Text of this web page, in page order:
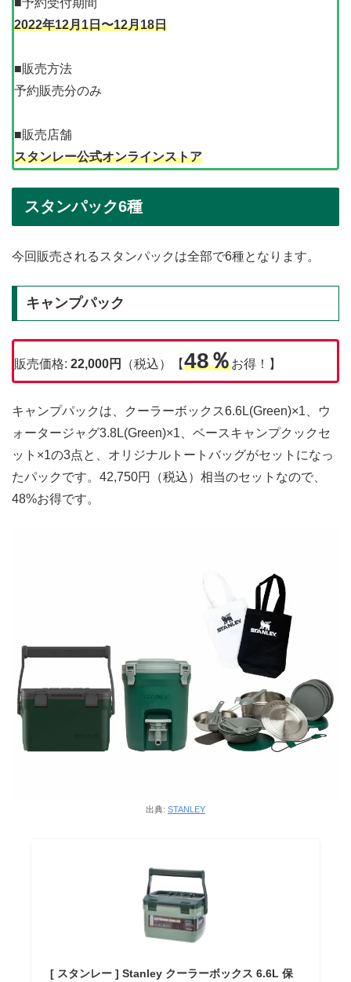
2022年12月1日〜12月18日
■販売方法
予約販売分のみ
■販売店舗
スタンレー公式オンラインストア
スタンパック6種
今回販売されるスタンパックは全部で6種となります。
キャンプパック
販売価格: 22,000円 （税込）【48％お得！】
キャンプパックは、クーラーボックス6.6L(Green)×1、ウ
ォータージャグ3.8L(Green)×1、ベースキャンプクックセ
ット×1の3点と、オリジナルトートバッグがセットになっ
たパックです。42,750円（税込）相当のセットなので、
48%お得です。
出典: STANLEY
[ スタンレー ] Stanley クーラーボックス 6.6L 保